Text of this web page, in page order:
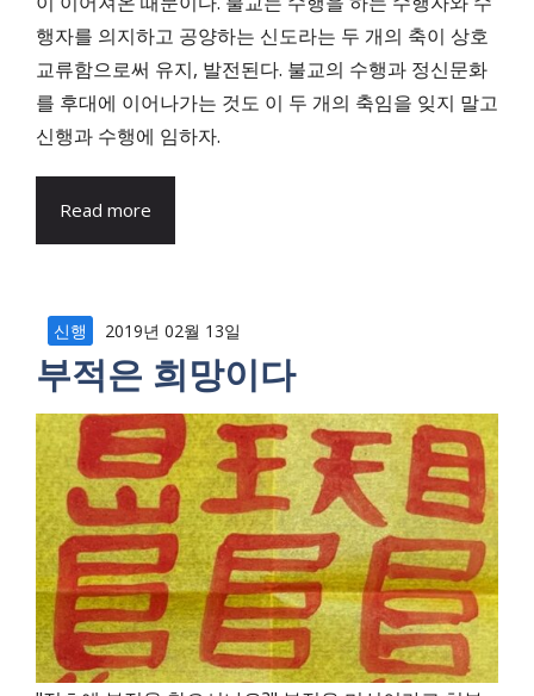
행자를 의지하고 공양하는 신도라는 두 개의 축이 상호
교류함으로써 유지, 발전된다. 불교의 수행과 정신문화
를 후대에 이어나가는 것도 이 두 개의 축임을 잊지 말고
신행과 수행에 임하자.
Read more
신행 2019년 02월 13일
부적은 희망이다